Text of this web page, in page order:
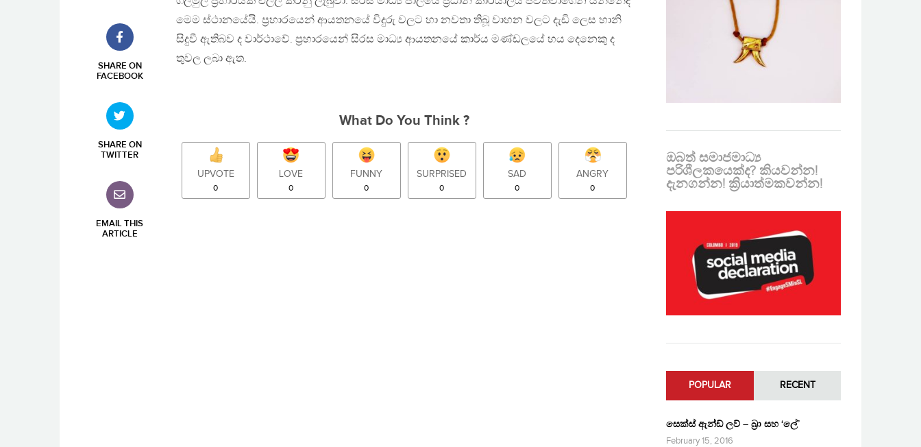
SHARE ON
FACEBOOK
SHARE ON
TWITTER
EMAIL THIS
ARTICLE
මෙම ස්ථානයේයි. ප්‍රහාරයෙන් ආයතනයේ විදුරු වලට හා නවතා තිබූ වාහන වලට දැඩි ලෙස හානි
සිදුවී ඇතිබව ද වාර්ථාවේ. ප්‍රහාරයෙන් සිරස මාධ්‍ය ආයතනයේ කාර්ය මණ්ඩලයේ හය දෙනෙකු ද
තුවල ලබා ඇත.
What Do You Think ?
UPVOTE
0
LOVE
0
FUNNY
0
SURPRISED
0
SAD
0
ANGRY
0
ඔබත් සමාජමාධ්‍ය
පරිශීලකයෙක්ද? කියවන්න!
දැනගන්න! ක්‍රියාත්මකවන්න!
POPULAR RECENT
සෙක්ස් ඇන්ඩ් ලව් – බ්‍රා සහ ‘ලේ’
February 15, 2016